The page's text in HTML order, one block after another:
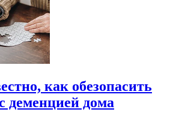
как обезопасить
деменцией дома